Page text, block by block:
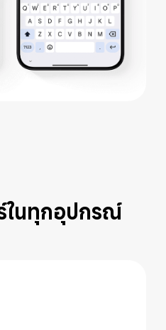
ในทุกอุปกรณ์